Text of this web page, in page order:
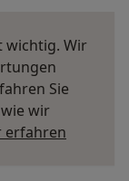
wichtig. Wir
Sie
wir
erfahren